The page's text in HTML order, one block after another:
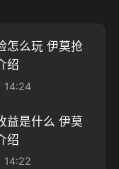
怎么玩 伊莫抢
绍
14:24
益是什么 伊莫
绍
14:22